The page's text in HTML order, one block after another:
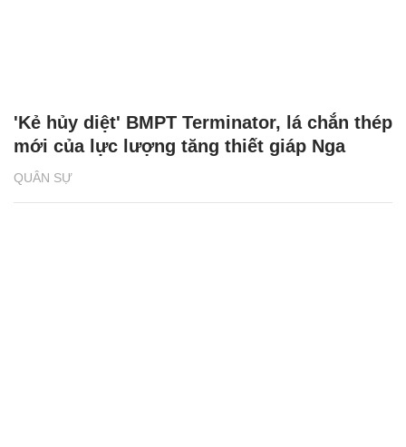
QUÂN SỰ
'Kẻ hủy diệt' BMPT Terminator, lá chắn thép
mới của lực lượng tăng thiết giáp Nga